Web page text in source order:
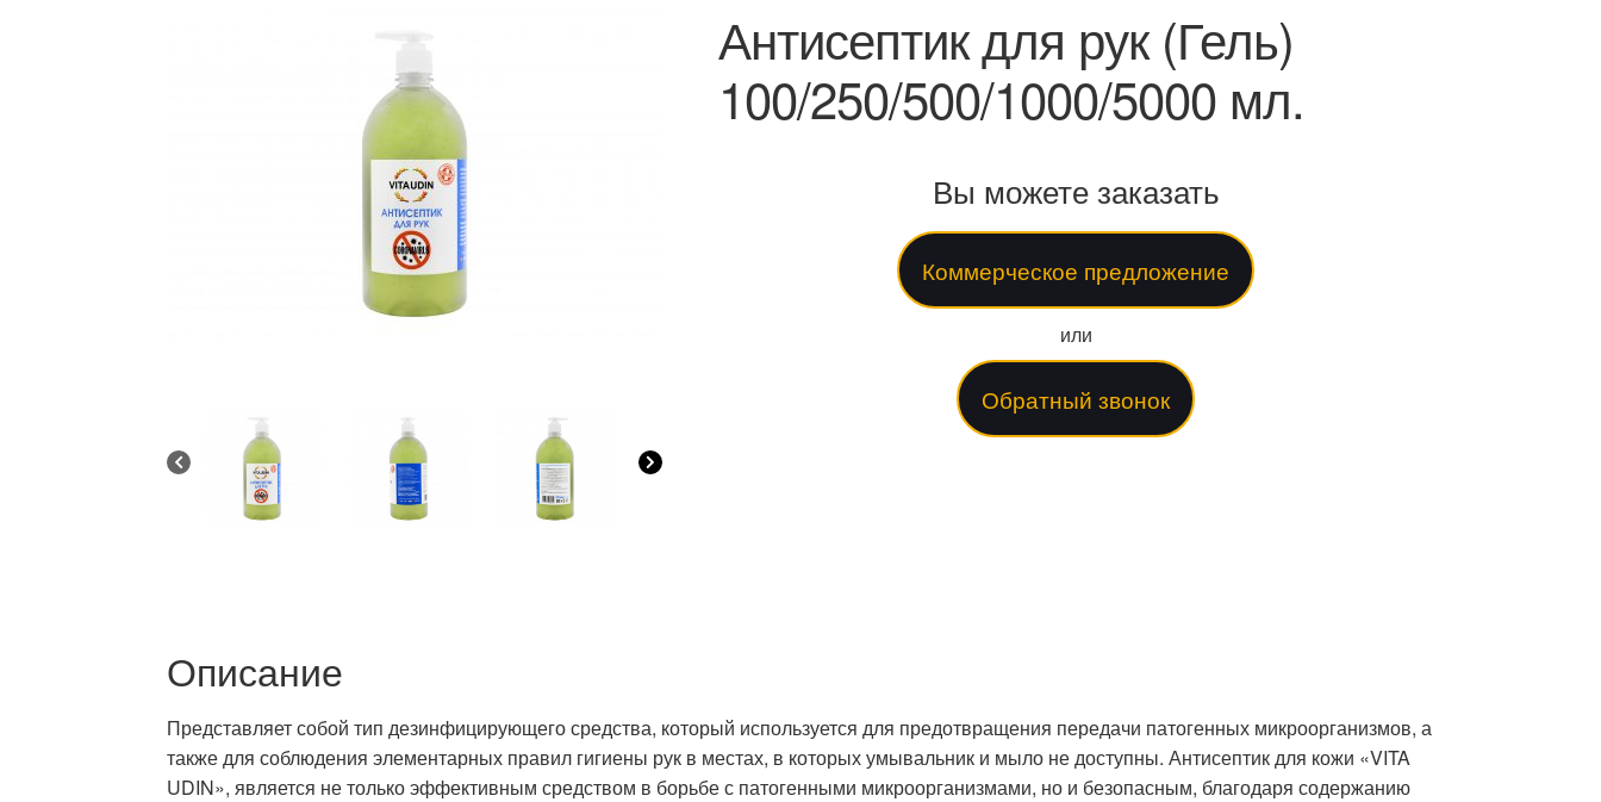
Антисептик для рук (Гель)
100/250/500/1000/5000 мл.
Вы можете заказать
Коммерческое предложение
или
Обратный звонок
Описание
Представляет собой тип дезинфицирующего средства, который используется для предотвращения передачи патогенных микроорганизмов, а
также для соблюдения элементарных правил гигиены рук в местах, в которых умывальник и мыло не доступны. Антисептик для кожи «VITA
UDIN», является не только эффективным средством в борьбе с патогенными микроорганизмами, но и безопасным, благодаря содержанию